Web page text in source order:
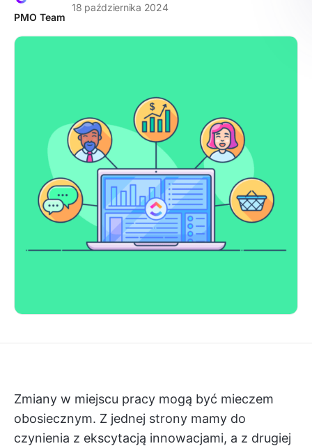
PMO Team
18 października 2024
Zmiany w miejscu pracy mogą być mieczem
obosiecznym. Z jednej strony mamy do
czynienia z ekscytacją innowacjami, a z drugiej